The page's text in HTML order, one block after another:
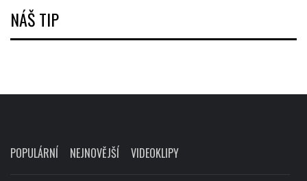
NÁŠ TIP
POPULÁRNÍ NEJNOVĚJŠÍ VIDEOKLIPY